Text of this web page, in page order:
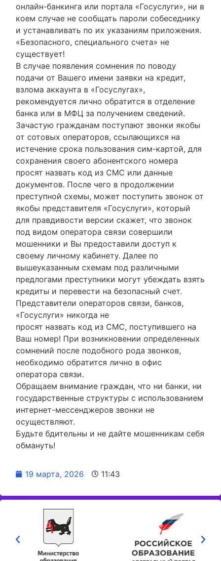
онлайн-банкинга или портала «Госуслуги», ни в
коем случае не сообщать пароли собеседнику
и устанавливать по их указаниям приложения.
«Безопасного, специального счета» не
существует!
В случае появления сомнения по поводу
подачи от Вашего имени заявки на кредит,
взлома аккаунта в «Госуслугах»,
рекомендуется лично обратится в отделение
банка или в МФЦ за получением сведений.
Зачастую гражданам поступают звонки якобы
от сотовых операторов, ссылающихся на
истечение срока пользования сим-картой, для
сохранения своего абонентского номера
просят назвать код из СМС или данные
документов. После чего в продолжении
преступной схемы, может поступить звонок от
якобы представителя «Госуслуги», который
для правдивости версии скажет, что звонок
под видом оператора связи совершили
мошенники и Вы предоставили доступ к
своему личному кабинету. Далее по
вышеуказанным схемам под различными
предлогами преступники могут убеждать взять
кредиты и перевести на безопасный счет.
Представители операторов связи, банков,
«Госуслуги» никогда не
просят назвать код из СМС, поступившего на
Ваш номер! При возникновении определенных
сомнений после подобного рода звонков,
необходимо обратится лично в офис
оператора связи.
Обращаем внимание граждан, что ни банки, ни
государственные структуры с использованием
интернет-мессенджеров звонки не
осуществляют.
Будьте бдительны и не дайте мошенникам себя
обмануть!
19 марта, 2026 11:43